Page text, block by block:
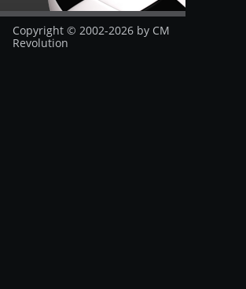
Copyright © 2002-2026 by CM
Revolution